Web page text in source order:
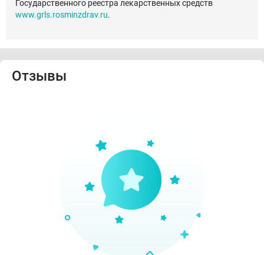
Государственного реестра лекарственных средств
www.grls.rosminzdrav.ru.
Отзывы